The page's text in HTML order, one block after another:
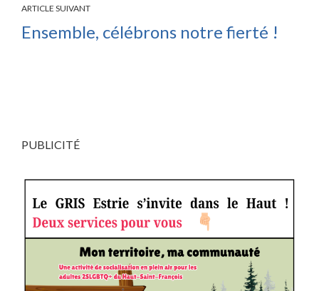
ARTICLE SUIVANT
Ensemble, célébrons notre fierté !
PUBLICITÉ